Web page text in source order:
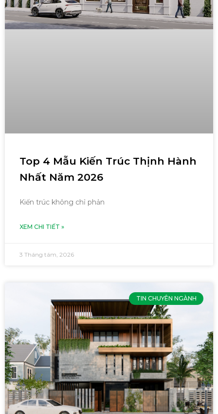
Top 4 Mẫu Kiến Trúc Thịnh Hành
Nhất Năm 2026
Kiến trúc không chỉ phản
XEM CHI TIẾT »
3 Tháng tám, 2026
TIN CHUYÊN NGÀNH